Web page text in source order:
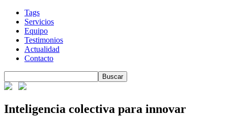
Tags
Servicios
Equipo
Testimonios
Actualidad
Contacto
Inteligencia colectiva para innovar